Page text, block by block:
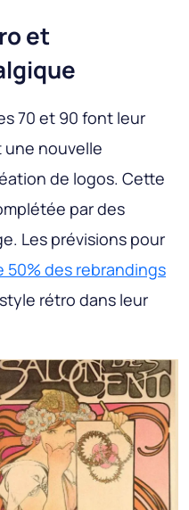
et
70 et 90 font leur
nouvelle
de logos. Cette
par des
Les prévisions pour
50% des rebrandings
rétro dans leur